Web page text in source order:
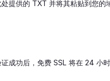
提供的 TXT 并将其粘贴到您的
成功后，免费 SSL 将在 24 小时